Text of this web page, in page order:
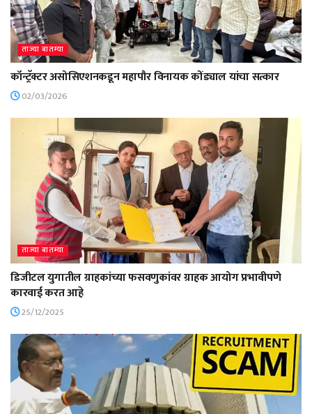
ताज्या बातम्या
कॉन्ट्रॅक्टर असोसिएशनकडून महापौर विनायक कोंड्याल यांचा सत्कार
02/03/2026
ताज्या बातम्या
डिजीटल युगातील ग्राहकांच्या फसवणुकांवर ग्राहक आयोग प्रभावीपणे
कारवाई करत आहे
25/12/2025